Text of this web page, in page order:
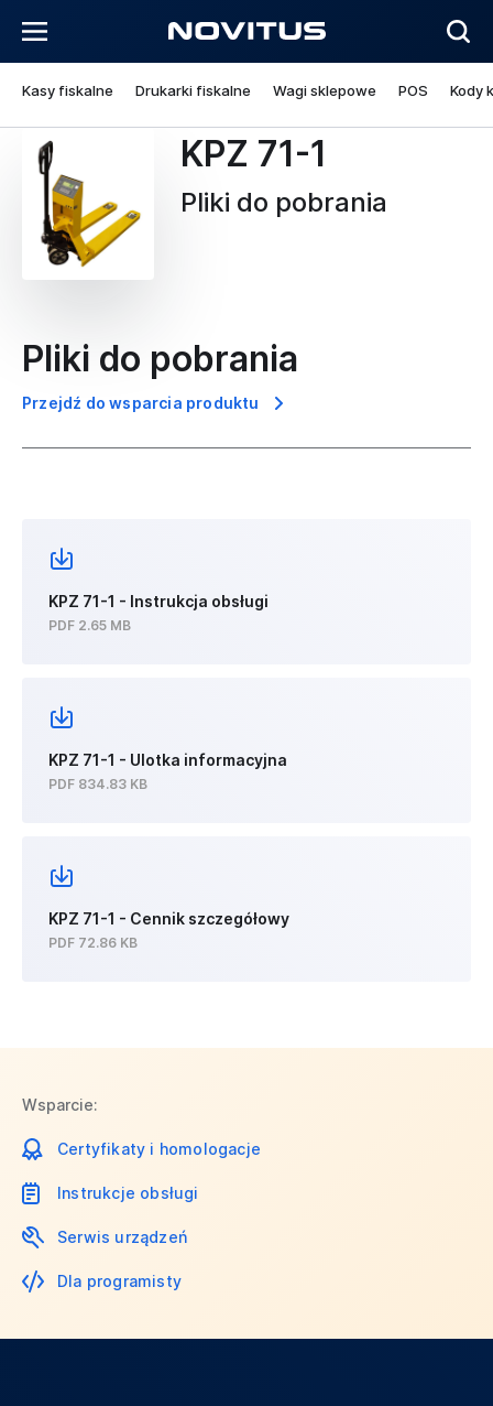
Kasy fiskalne Drukarki fiskalne Wagi sklepowe POS Kody
KPZ 71-1
Pliki do pobrania
Pliki do pobrania
Przejdź do wsparcia produktu
KPZ 71-1 - Instrukcja obsługi
PDF 2.65 MB
KPZ 71-1 - Ulotka informacyjna
PDF 834.83 KB
KPZ 71-1 - Cennik szczegółowy
PDF 72.86 KB
Wsparcie:
Certyfikaty i homologacje
Instrukcje obsługi
Serwis urządzeń
Dla programisty